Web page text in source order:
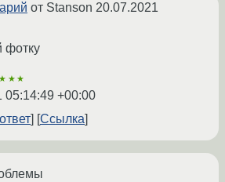
от Stanson 20.07.2021
фотку
05:14:49 +00:00
Ссылка